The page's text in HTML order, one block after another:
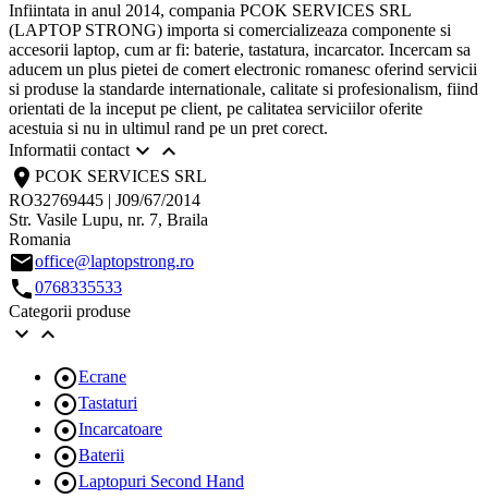
Infiintata in anul 2014, compania PCOK SERVICES SRL
(LAPTOP STRONG) importa si comercializeaza componente si
accesorii laptop, cum ar fi: baterie, tastatura, incarcator. Incercam sa
aducem un plus pietei de comert electronic romanesc oferind servicii
si produse la standarde internationale, calitate si profesionalism, fiind
orientati de la inceput pe client, pe calitatea serviciilor oferite
acestuia si nu in ultimul rand pe un pret corect.
Informatii contact 
location_on PCOK SERVICES SRL
RO32769445 | J09/67/2014
Str. Vasile Lupu, nr. 7, Braila
Romania
emailoffice@laptopstrong.ro
call0768335533
Categorii produse
 
Ecrane
Tastaturi
Incarcatoare
Baterii
Laptopuri Second Hand